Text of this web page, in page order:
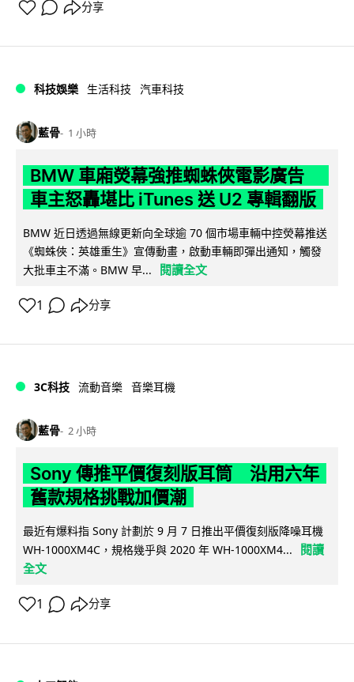
分享
科技娛樂 生活科技 汽車科技
藍骨 1 小時
BMW 車廂熒幕強推蜘蛛俠電影廣告
車主怒轟堪比 iTunes 送 U2 專輯翻版
BMW 近日透過無線更新向全球逾 70 個市場車輛中控熒幕推送
《蜘蛛俠：英雄重生》宣傳動畫，啟動車輛即彈出通知，觸發
大批車主不滿。BMW 早...
閱讀全文
1 分享
3C科技 流動音樂 音樂耳機
藍骨 2 小時
Sony 傳推平價復刻版耳筒 沿用六年
舊款規格挑戰加價潮
最近有爆料指 Sony 計劃於 9 月 7 日推出平價復刻版降噪耳機
WH-1000XM4C，規格幾乎與 2020 年 WH-1000XM4...
閱讀
全文
1 分享